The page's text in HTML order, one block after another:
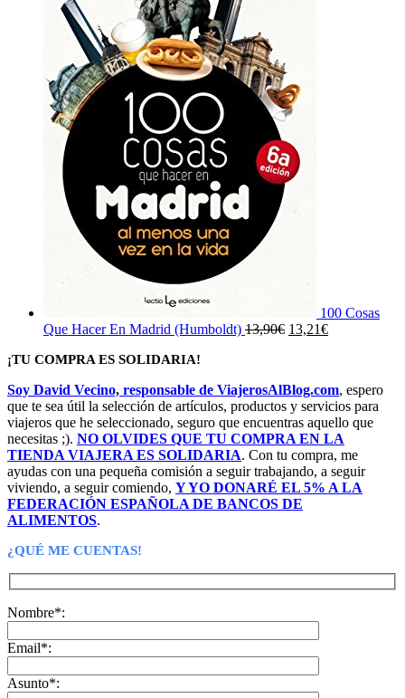
100 Cosas
Que Hacer En Madrid (Humboldt) 13,90€ El
13,90€.
13,21€El
13,21€.
¡TU COMPRA ES SOLIDARIA!
Soy David Vecino, responsable de ViajerosAlBlog.com, espero
que te sea útil la selección de artículos, productos y servicios para
viajeros que he seleccionado, seguro que encuentras aquello que
necesitas ;). NO OLVIDES QUE TU COMPRA EN LA
TIENDA VIAJERA ES SOLIDARIA. Con tu compra, me
ayudas con una pequeña comisión a seguir trabajando, a seguir
viviendo, a seguir comiendo, Y YO DONARÉ EL 5% A LA
FEDERACIÓN ESPAÑOLA DE BANCOS DE
ALIMENTOS.
¿QUÉ ME CUENTAS!
Nombre*:
Email*:
Asunto*: